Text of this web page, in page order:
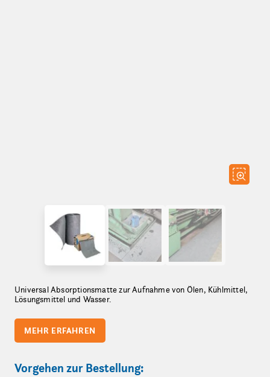
Universal Absorptionsmatte zur Aufnahme von Ölen, Kühlmittel,
Lösungsmittel und Wasser.
MEHR ERFAHREN
Vorgehen zur Bestellung: